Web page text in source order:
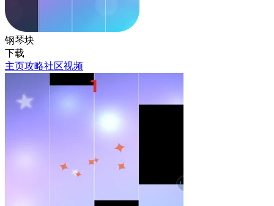
钢琴块
下载
主页攻略社区视频